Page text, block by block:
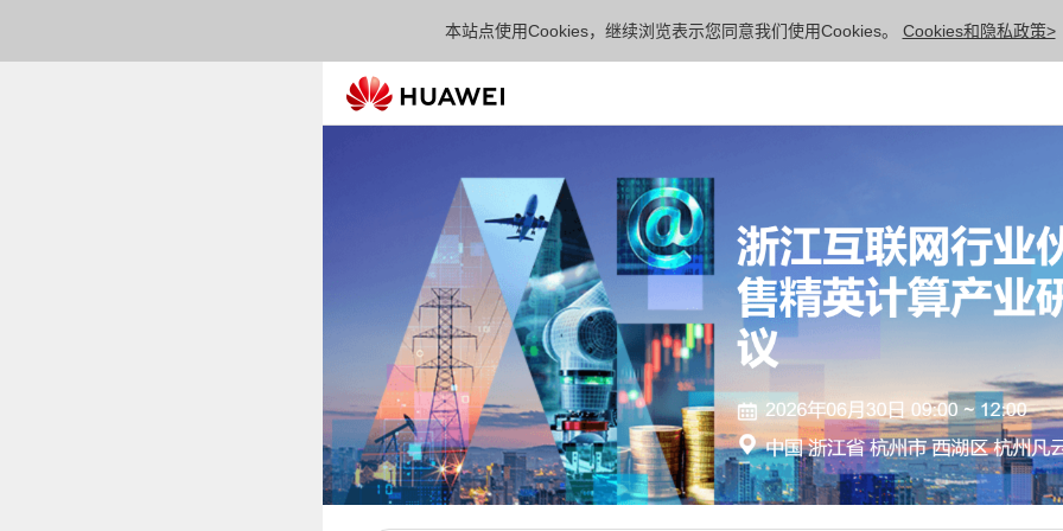
本站点使用Cookies，继续浏览表示您同意我们使用Cookies。 Cookies和隐私政策>